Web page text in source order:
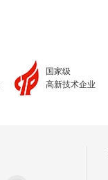
国家级
高新技术企业